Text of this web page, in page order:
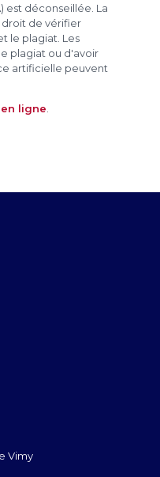
est déconseillée. La
droit de vérifier
le plagiat. Les
plagiat ou d'avoir
artificielle peuvent
ligne
Vimy